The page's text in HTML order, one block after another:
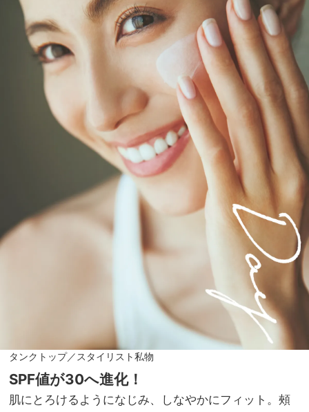
タンクトップ／スタイリスト私物
SPF値が30へ進化！
肌にとろけるようになじみ、しなやかにフィット。頰